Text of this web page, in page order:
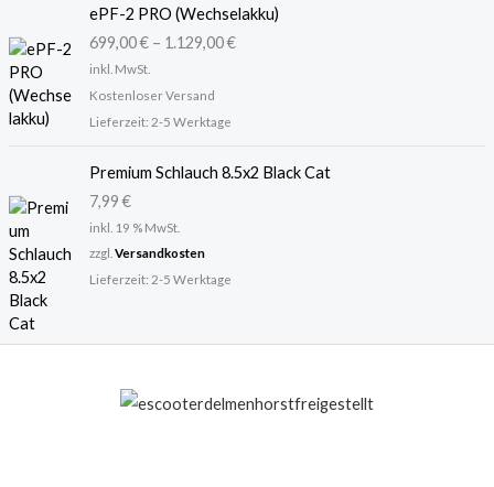
ePF-2 PRO (Wechselakku)
699,00€– 1.129,00€
inkl. MwSt.
Kostenloser Versand
Lieferzeit: 2-5 Werktage
Premium Schlauch 8.5x2 Black Cat
7,99€
inkl. 19 % MwSt.
zzgl. Versandkosten
Lieferzeit: 2-5 Werktage